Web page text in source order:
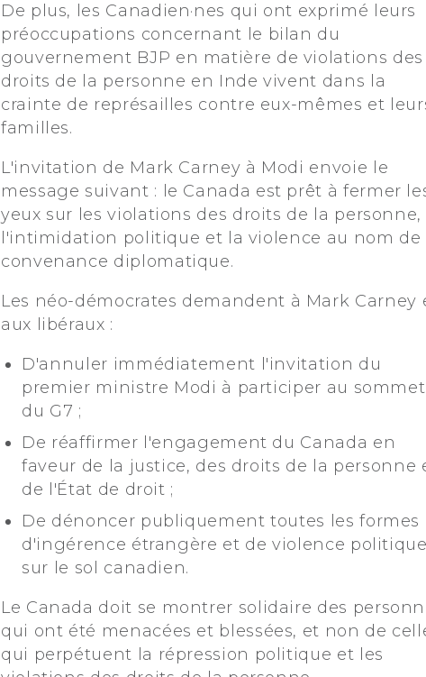
De plus, les Canadien·nes qui ont exprimé leurs
préoccupations concernant le bilan du
gouvernement BJP en matière de violations des
droits de la personne en Inde vivent dans la
crainte de représailles contre eux-mêmes et
familles.
L'invitation de Mark Carney à Modi envoie le
message suivant : le Canada est prêt à fermer
yeux sur les violations des droits de la personne,
l'intimidation politique et la violence au nom de
convenance diplomatique.
Les néo-démocrates demandent à Mark Carney
aux libéraux :
D'annuler immédiatement l'invitation du
premier ministre Modi à participer au sommet
du G7 ;
De réaffirmer l'engagement du Canada en
faveur de la justice, des droits de la personne
de l'État de droit ;
De dénoncer publiquement toutes les formes
d'ingérence étrangère et de violence
sur le sol canadien.
Le Canada doit se montrer solidaire des
qui ont été menacées et blessées, et non de
qui perpétuent la répression politique et les